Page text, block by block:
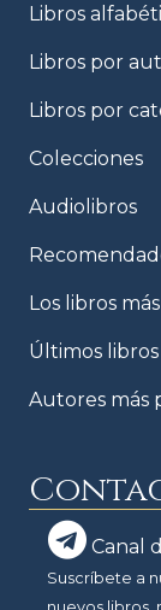
Libros
Libros por
Libros por
Colecciones
Audiolibros
Los libros
Últimos
Autores más
Canal
Suscríbete a